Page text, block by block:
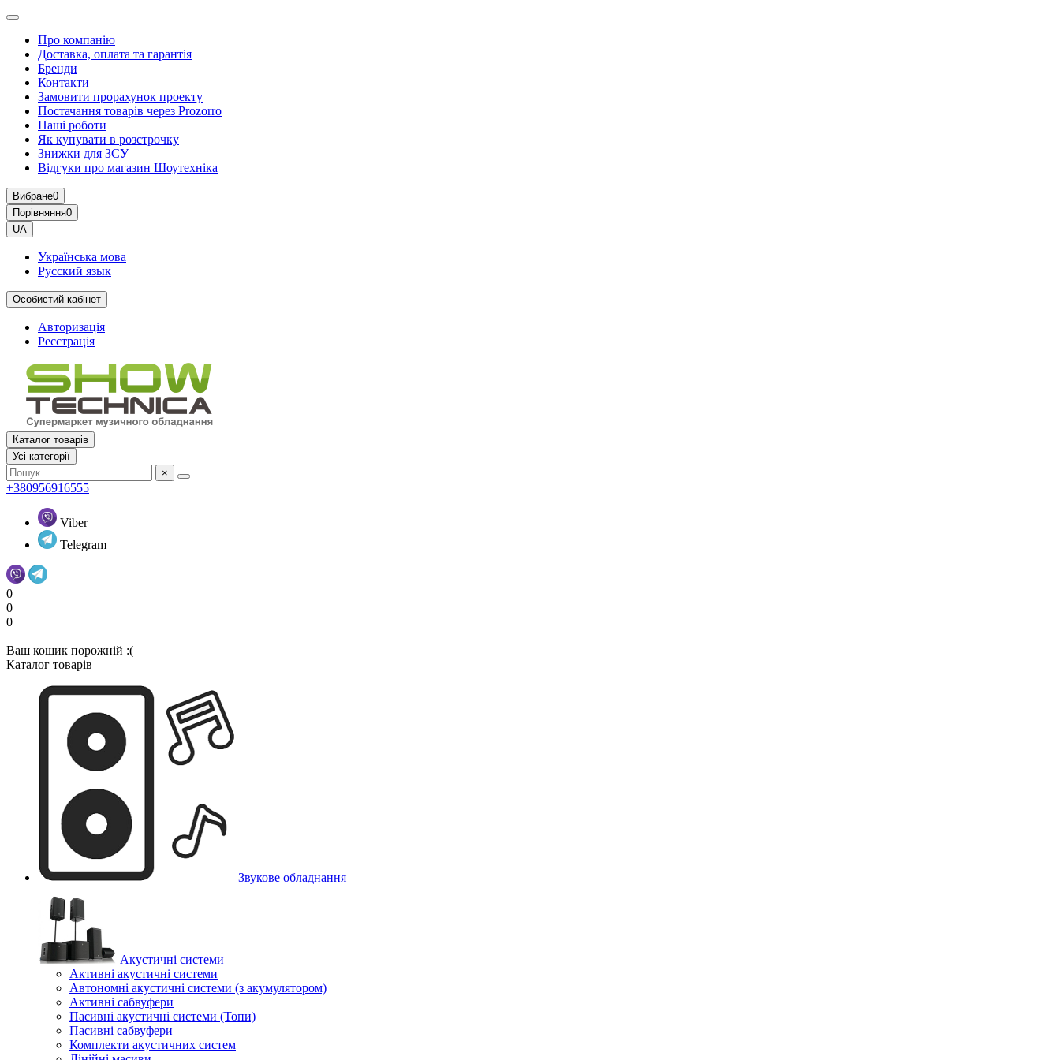
Про компанію
Доставка, оплата та гарантія
Бренди
Контакти
Замовити прорахунок проекту
Постачання товарів через Prozorro
Наші роботи
Як купувати в розстрочку
Знижки для ЗСУ
Відгуки про магазин Шоутехнiка
Вибране0
Порівняння0
UA
Українська мова
Русский язык
Особистий кабінет
Авторизація
Реєстрація
Каталог товарів
Усi категорії
×
+380956916555
Viber
Telegram
0
0
0
Ваш кошик порожній :(
Каталог товарів
Звукове обладнання
Акустичні системи
Активні акустичні системи
Автономні акустичні системи (з акумулятором)
Активні сабвуфери
Пасивні акустичні системи (Топи)
Пасивні сабвуфери
Комплекти акустичних систем